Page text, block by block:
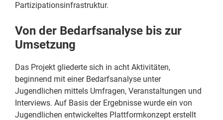
Partizipationsinfrastruktur.
Von der Bedarfsanalyse bis zur
Umsetzung
Das Projekt gliederte sich in acht Aktivitäten,
beginnend mit einer Bedarfsanalyse unter
Jugendlichen mittels Umfragen, Veranstaltungen und
Interviews. Auf Basis der Ergebnisse wurde ein von
Jugendlichen entwickeltes Plattformkonzept erstellt